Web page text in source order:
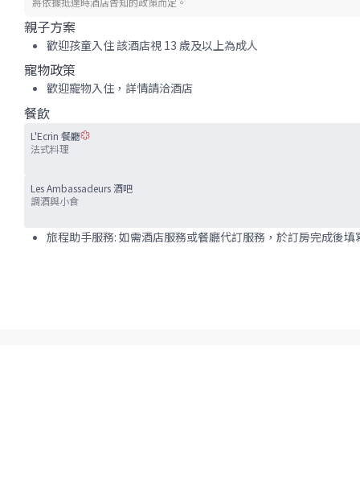
親子方案
歡迎孩童入住 該酒店視 13 歲及以上為成人
寵物政策
歡迎寵物入住，詳情請洽酒店
餐飲
L'Ecrin 餐廳
法式料理
Les Ambassadeurs 酒吧
調酒與小食
旅程助手服務: 如需酒店服務或餐廳代訂服務，於訂房完成後